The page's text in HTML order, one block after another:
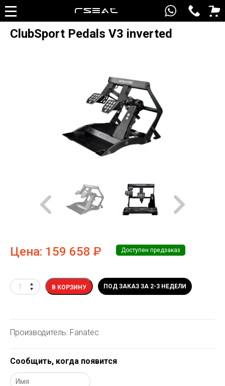
ClubSport Pedals V3 inverted
Цена: 159 658 Р Доступен предзаказ
В КОРЗИНУ ПОД ЗАКАЗ ЗА 2-3 НЕДЕЛИ
Производитель: Fanatec
Сообщить, когда появится